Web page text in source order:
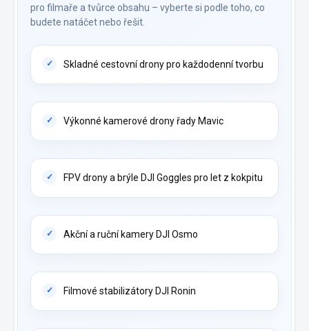
pro filmaře a tvůrce obsahu – vyberte si podle toho, co
budete natáčet nebo řešit.
Skladné cestovní drony pro každodenní tvorbu
Výkonné kamerové drony řady Mavic
FPV drony a brýle DJI Goggles pro let z kokpitu
Akční a ruční kamery DJI Osmo
Filmové stabilizátory DJI Ronin